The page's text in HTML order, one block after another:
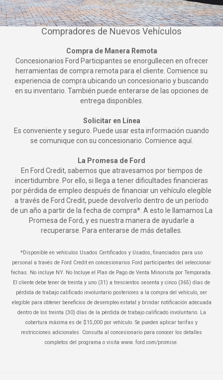
Compradores de Nuevos Vehículos
Compra de Manera Remota
Concesionarios Ford Participantes se enorgullecen en ofrecer
herramientas de compra remota para el cliente. Comience su
experiencia de compra ubicando un concesionario y buscando
en su inventario. También puede enterarse de las opciones de
entrega disponibles.
Solicitar en Línea
Es conveniente y seguro. Puede usar esta información cuando
se comunique con su concesionario. Comience aquí.
La Promesa de Ford
En Ford Credit, sabemos que atravesamos por tiempos de
incertidumbre. Por ello, si llega a tener dificultades financieras
por pérdida de empleo después de financiar un vehículo elegible
a través de Ford Credit, puede devolverlo dentro de un período
de un año a partir de la fecha de compra*. A esto le llamamos La
Promesa de Ford, y es nuestra manera de ayudarle a
recuperarse. Para enterarse de más detalles
*Disponible en vehículos Usados Certificados y Usados, financiados para uso
personal a través de Ford Credit en concesionarios Ford participantes del seleccionar
fechas. No incluye NY. No Incluye el Plan de Pago de Venta Minorista por Temporada.
El cliente debe tener de treinta y uno (31) a trescientos sesenta y cinco (365) días de
pérdida de trabajo calificado involuntario posteriores a la compra del vehículo, ser
elegible para obtener beneficios de desempleo estatal y brindar notificación adecuada
dentro de los treinta (30) días de la pérdida de trabajo calificado involuntario. La
cobertura máxima es de $15,000 por vehículo. Se pueden aplicar tarifas y
restricciones adicionales. Consulta al concesionario para conocer los detalles
completos del programa o visita www. ford.com/promise.